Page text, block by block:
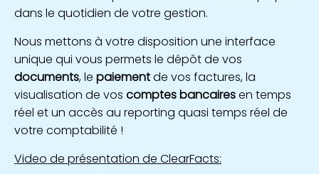
dans le quotidien de votre gestion.
Nous mettons à votre disposition une interface
unique qui vous permets le dépôt de vos
documents, le paiementde vos factures, la
visualisation de vos comptes bancairesen temps
réel et un accès au reporting quasi temps réel de
votre comptabilité !
Video de présentation de ClearFacts: